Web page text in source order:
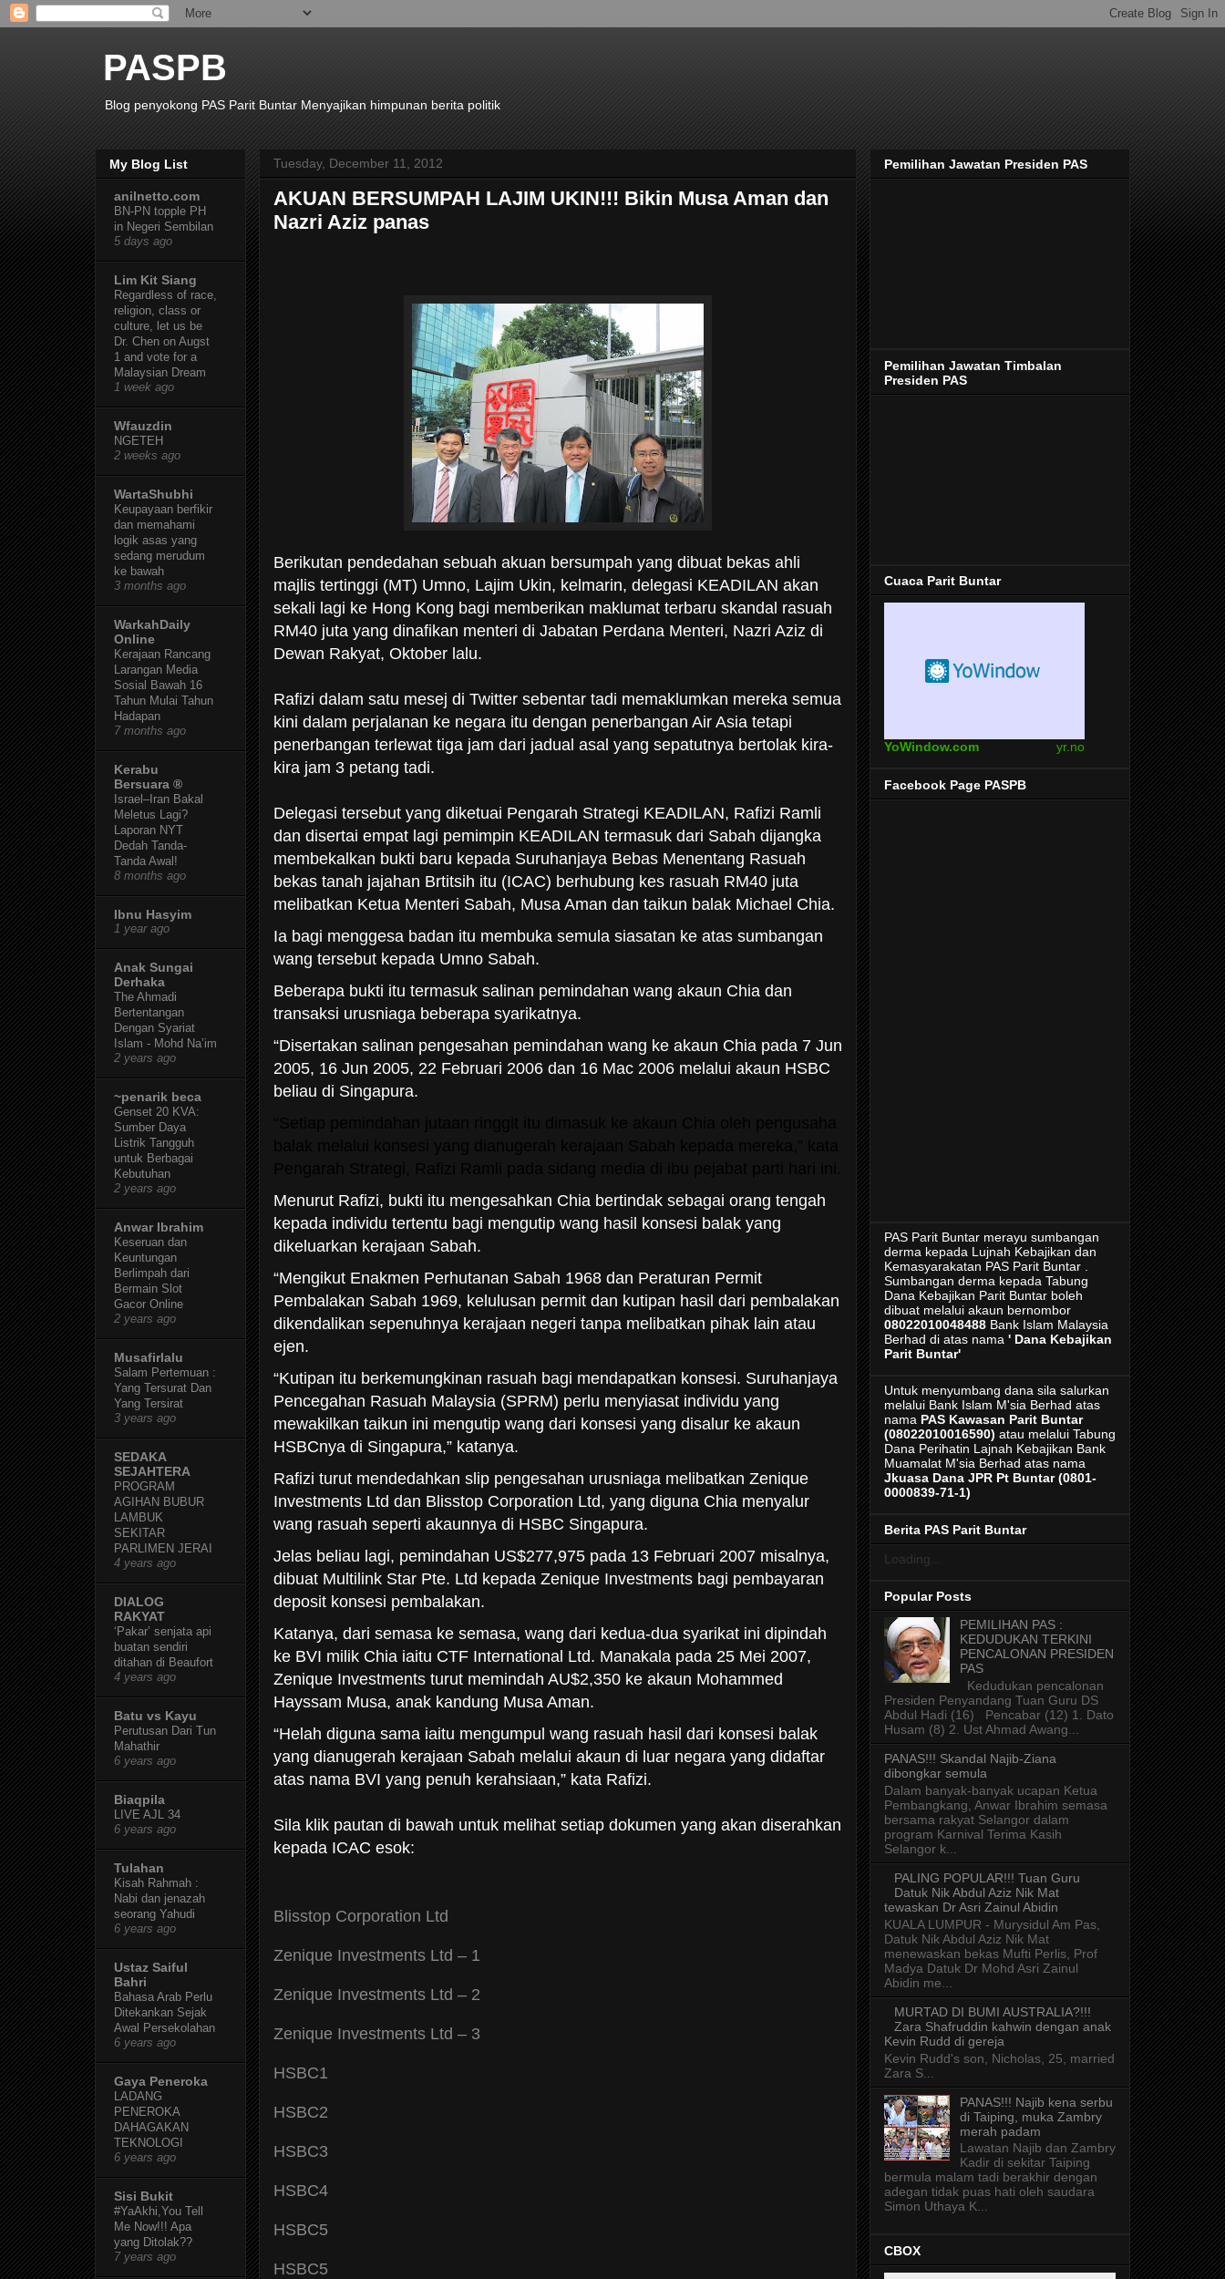
PASPB
Blog penyokong PAS Parit Buntar Menyajikan himpunan berita politik
Tuesday, December 11, 2012
AKUAN BERSUMPAH LAJIM UKIN!!! Bikin Musa Aman dan
Nazri Aziz panas
Berikutan pendedahan sebuah akuan bersumpah yang dibuat bekas ahli
majlis tertinggi (MT) Umno, Lajim Ukin, kelmarin, delegasi KEADILAN akan
sekali lagi ke Hong Kong bagi memberikan maklumat terbaru skandal rasuah
RM40 juta yang dinafikan menteri di Jabatan Perdana Menteri, Nazri Aziz di
Dewan Rakyat, Oktober lalu.
Rafizi dalam satu mesej di Twitter sebentar tadi memaklumkan mereka semua
kini dalam perjalanan ke negara itu dengan penerbangan Air Asia tetapi
penerbangan terlewat tiga jam dari jadual asal yang sepatutnya bertolak kira-
kira jam 3 petang tadi.
Delegasi tersebut yang diketuai Pengarah Strategi KEADILAN, Rafizi Ramli
dan disertai empat lagi pemimpin KEADILAN termasuk dari Sabah dijangka
membekalkan bukti baru kepada Suruhanjaya Bebas Menentang Rasuah
bekas tanah jajahan Brtitsih itu (ICAC) berhubung kes rasuah RM40 juta
melibatkan Ketua Menteri Sabah, Musa Aman dan taikun balak Michael Chia.
Ia bagi menggesa badan itu membuka semula siasatan ke atas sumbangan
wang tersebut kepada Umno Sabah.
Beberapa bukti itu termasuk salinan pemindahan wang akaun Chia dan
transaksi urusniaga beberapa syarikatnya.
“Disertakan salinan pengesahan pemindahan wang ke akaun Chia pada 7 Jun
2005, 16 Jun 2005, 22 Februari 2006 dan 16 Mac 2006 melalui akaun HSBC
beliau di Singapura.
Menurut Rafizi, bukti itu mengesahkan Chia bertindak sebagai orang tengah
kepada individu tertentu bagi mengutip wang hasil konsesi balak yang
dikeluarkan kerajaan Sabah.
“Mengikut Enakmen Perhutanan Sabah 1968 dan Peraturan Permit
Pembalakan Sabah 1969, kelulusan permit dan kutipan hasil dari pembalakan
dikendalikan sepenuhnya kerajaan negeri tanpa melibatkan pihak lain atau
ejen.
“Kutipan itu berkemungkinan rasuah bagi mendapatkan konsesi. Suruhanjaya
Pencegahan Rasuah Malaysia (SPRM) perlu menyiasat individu yang
mewakilkan taikun ini mengutip wang dari konsesi yang disalur ke akaun
HSBCnya di Singapura,” katanya.
Rafizi turut mendedahkan slip pengesahan urusniaga melibatkan Zenique
Investments Ltd dan Blisstop Corporation Ltd, yang diguna Chia menyalur
wang rasuah seperti akaunnya di HSBC Singapura.
Jelas beliau lagi, pemindahan US$277,975 pada 13 Februari 2007 misalnya,
dibuat Multilink Star Pte. Ltd kepada Zenique Investments bagi pembayaran
deposit konsesi pembalakan.
Katanya, dari semasa ke semasa, wang dari kedua-dua syarikat ini dipindah
ke BVI milik Chia iaitu CTF International Ltd. Manakala pada 25 Mei 2007,
Zenique Investments turut memindah AU$2,350 ke akaun Mohammed
Hayssam Musa, anak kandung Musa Aman.
“Helah diguna sama iaitu mengumpul wang rasuah hasil dari konsesi balak
yang dianugerah kerajaan Sabah melalui akaun di luar negara yang didaftar
atas nama BVI yang penuh kerahsiaan,” kata Rafizi.
Sila klik pautan di bawah untuk melihat setiap dokumen yang akan diserahkan
kepada ICAC esok:
Blisstop Corporation Ltd
Zenique Investments Ltd – 1
Zenique Investments Ltd – 2
Zenique Investments Ltd – 3
HSBC1
HSBC2
HSBC3
HSBC4
HSBC5
HSBC5
My Blog List
anilnetto.com
BN-PN topple PH
in Negeri Sembilan
5 days ago
Lim Kit Siang
Regardless of race,
religion, class or
culture, let us be
Dr. Chen on Augst
1 and vote for a
Malaysian Dream
1 week ago
Wfauzdin
NGETEH
2 weeks ago
WartaShubhi
Keupayaan berfikir
dan memahami
logik asas yang
sedang merudum
ke bawah
3 months ago
WarkahDaily
Online
Kerajaan Rancang
Larangan Media
Sosial Bawah 16
Tahun Mulai Tahun
Hadapan
7 months ago
Kerabu
Bersuara ®
Israel–Iran Bakal
Meletus Lagi?
Laporan NYT
Dedah Tanda-
Tanda Awal!
8 months ago
Ibnu Hasyim
1 year ago
Anak Sungai
Derhaka
The Ahmadi
Bertentangan
Dengan Syariat
Islam - Mohd Na’im
2 years ago
~penarik beca
Genset 20 KVA:
Sumber Daya
Listrik Tangguh
untuk Berbagai
Kebutuhan
2 years ago
Anwar Ibrahim
Keseruan dan
Keuntungan
Berlimpah dari
Bermain Slot
Gacor Online
2 years ago
Musafirlalu
Salam Pertemuan :
Yang Tersurat Dan
Yang Tersirat
3 years ago
SEDAKA
SEJAHTERA
PROGRAM
AGIHAN BUBUR
LAMBUK
SEKITAR
PARLIMEN JERAI
4 years ago
DIALOG
RAKYAT
‘Pakar’ senjata api
buatan sendiri
ditahan di Beaufort
4 years ago
Batu vs Kayu
Perutusan Dari Tun
Mahathir
6 years ago
Biaqpila
LIVE AJL 34
6 years ago
Tulahan
Kisah Rahmah :
Nabi dan jenazah
seorang Yahudi
6 years ago
Ustaz Saiful
Bahri
Bahasa Arab Perlu
Ditekankan Sejak
Awal Persekolahan
6 years ago
Gaya Peneroka
LADANG
PENEROKA
DAHAGAKAN
TEKNOLOGI
6 years ago
Sisi Bukit
#YaAkhi,You Tell
Me Now!!! Apa
yang Ditolak??
7 years ago
Pemilihan Jawatan Presiden PAS
Pemilihan Jawatan Timbalan
Presiden PAS
Cuaca Parit Buntar
YoWindow.com yr.no
Facebook Page PASPB
PAS Parit Buntar merayu sumbangan
derma kepada Lujnah Kebajikan dan
Kemasyarakatan PAS Parit Buntar .
Sumbangan derma kepada Tabung
Dana Kebajikan Parit Buntar boleh
dibuat melalui akaun bernombor
08022010048488 Bank Islam Malaysia
Berhad di atas nama ' Dana Kebajikan
Parit Buntar'
Untuk menyumbang dana sila salurkan
melalui Bank Islam M'sia Berhad atas
nama PAS Kawasan Parit Buntar
(08022010016590) atau melalui Tabung
Dana Perihatin Lajnah Kebajikan Bank
Muamalat M'sia Berhad atas nama
Jkuasa Dana JPR Pt Buntar (0801-
0000839-71-1)
Berita PAS Parit Buntar
Loading...
Popular Posts
PEMILIHAN PAS :
KEDUDUKAN TERKINI
PENCALONAN PRESIDEN
PAS
Kedudukan pencalonan
Presiden Penyandang Tuan Guru DS
Abdul Hadi (16) Pencabar (12) 1. Dato
Husam (8) 2. Ust Ahmad Awang...
PANAS!!! Skandal Najib-Ziana
dibongkar semula
Dalam banyak-banyak ucapan Ketua
Pembangkang, Anwar Ibrahim semasa
bersama rakyat Selangor dalam
program Karnival Terima Kasih
Selangor k...
PALING POPULAR!!! Tuan Guru
Datuk Nik Abdul Aziz Nik Mat
tewaskan Dr Asri Zainul Abidin
KUALA LUMPUR - Murysidul Am Pas,
Datuk Nik Abdul Aziz Nik Mat
menewaskan bekas Mufti Perlis, Prof
Madya Datuk Dr Mohd Asri Zainul
Abidin me...
MURTAD DI BUMI AUSTRALIA?!!!
Zara Shafruddin kahwin dengan anak
Kevin Rudd di gereja
Kevin Rudd's son, Nicholas, 25, married
Zara S...
PANAS!!! Najib kena serbu
di Taiping, muka Zambry
merah padam
Lawatan Najib dan Zambry
Kadir di sekitar Taiping
bermula malam tadi berakhir dengan
adegan tidak puas hati oleh saudara
Simon Uthaya K...
CBOX